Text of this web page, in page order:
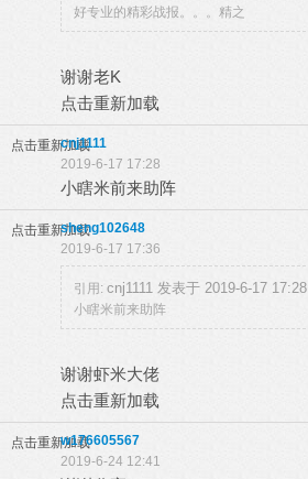
好专业的精彩战报。。。精之
谢谢老K
点击重新加载
点击重新加载
cnj1111
2019-6-17 17:28
小瞎米前来助阵
点击重新加载sheng102648
2019-6-17 17:36
引用: cnj1111 发表于 2019-6-17 17:28
小瞎米前来助阵
谢谢虾米大佬
点击重新加载
点击重新加载w176605567
2019-6-24 12:41